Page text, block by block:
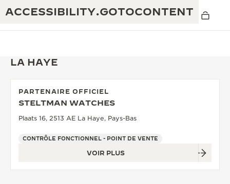
ACCESSIBILITY.GOTOCONTENT
GARANTIE JAEGER-LECOULTRE
THE REVERSO 1931 CAFÉ
EXCELLENCE : PLUS DE 190 ANS
SAVOIR-FAIRE : 108 MÉTIERS
LA HAYE
PARTENAIRE OFFICIEL
STELTMAN WATCHES
Plaats 16, 2513 AE La Haye, Pays-Bas
CONTRÔLE FONCTIONNEL - POINT DE VENTE
VOIR PLUS